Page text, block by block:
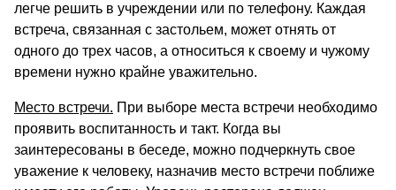
легче решить в учреждении или по телефону. Каждая
встреча, связанная с застольем, может отнять от
одного до трех часов, а относиться к своему и чужому
времени нужно крайне уважительно.
Место встречи. При выборе места встречи необходимо
проявить воспитанность и такт. Когда вы
заинтересованы в беседе, можно подчеркнуть свое
уважение к человеку, назначив место встречи поближе